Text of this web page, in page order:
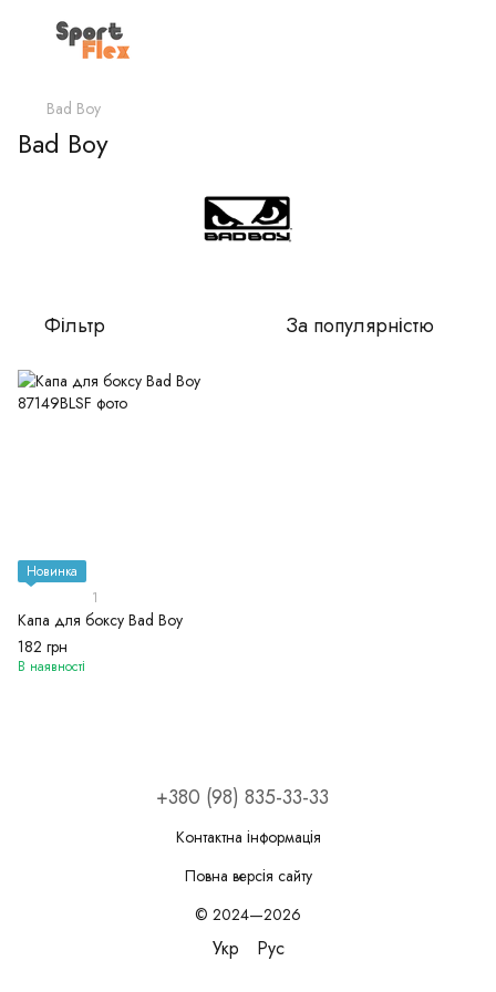
Bad Boy
Bad Boy
Фільтр За популярністю
Новинка
1
Капа для боксу Bad Boy
182 грн
В наявності
+380 (98) 835-33-33
Контактна інформація
Повна версія сайту
© 2024—2026
Укр Рус